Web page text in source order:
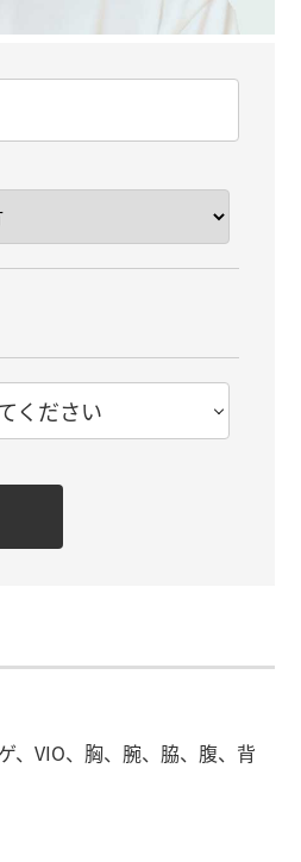
ください
、VIO、胸、腕、脇、腹、背